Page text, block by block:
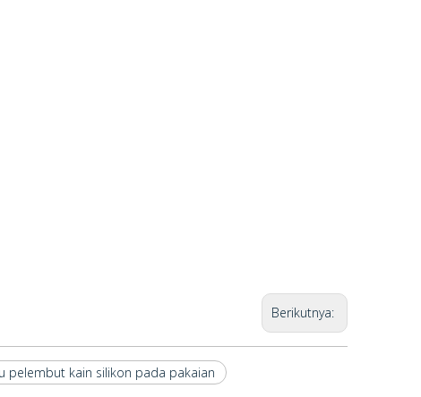
Berikutnya:
pelembut kain silikon pada pakaian